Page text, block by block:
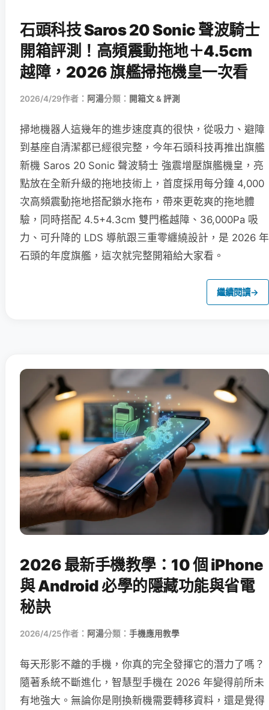
石頭科技 Saros 20 Sonic 聲波騎士
開箱評測！高頻震動拖地＋4.5cm
越障，2026 旗艦掃拖機皇一次看
2026/4/29作者： 阿湯分類： 開箱文 & 評測
掃地機器人這幾年的進步速度真的很快，從吸力、避障
到基座自清潔都已經很完整，今年石頭科技再推出旗艦
新機 Saros 20 Sonic 聲波騎士 強震增壓旗艦機皇，亮
點放在全新升級的拖地技術上，首度採用每分鐘 4,000
次高頻震動拖地搭配鎖水拖布，帶來更乾爽的拖地體
驗，同時搭配 4.5+4.3cm 雙門檻越障、36,000Pa 吸
力、可升降的 LDS 導航跟三重零纏繞設計，是 2026 年
石頭的年度旗艦，這次就完整開箱給大家看。
繼續閱讀→
2026 最新手機教學：10 個 iPhone
與 Android 必學的隱藏功能與省電
秘訣
2026/4/25作者： 阿湯分類： 手機應用教學
每天形影不離的手機，你真的完全發揮它的潛力了嗎？
隨著系統不斷進化，智慧型手機在 2026 年變得前所未
有地強大。無論你是剛換新機需要轉移資料，還是覺得